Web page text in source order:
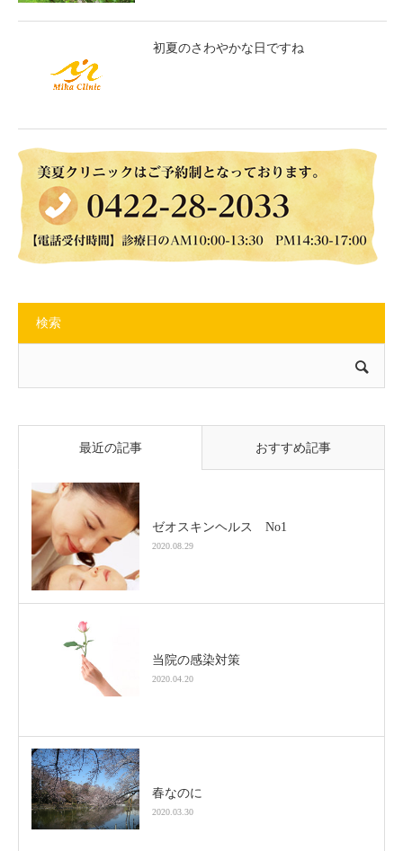
初夏のさわやかな日ですね
検索
最近の記事 おすすめ記事
ゼオスキンヘルス No1
2020.08.29
当院の感染対策
2020.04.20
春なのに
2020.03.30